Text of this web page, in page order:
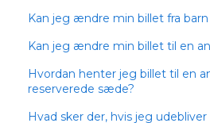
Kan jeg ændre min billet fra
Kan jeg ændre min billet til en
Hvordan henter jeg billet til en
reserverede sæde?
Hvad sker der, hvis jeg